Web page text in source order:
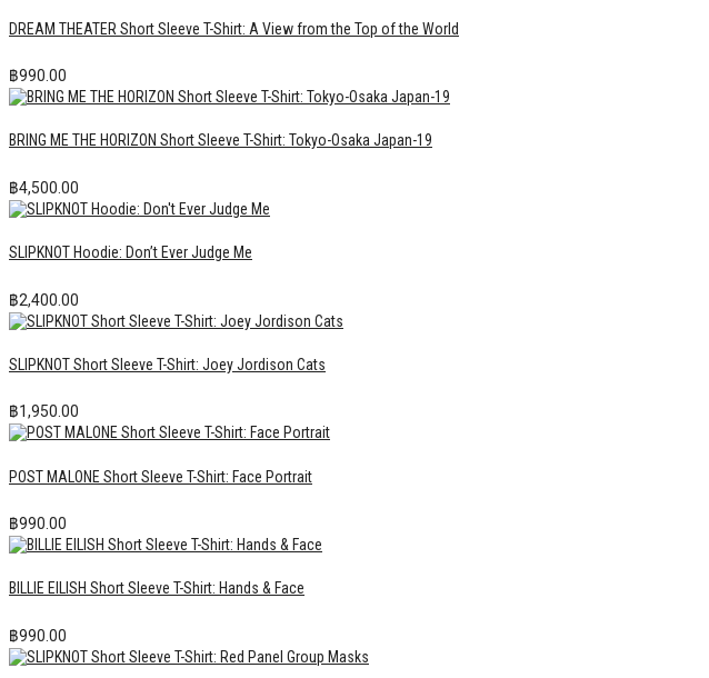
DREAM THEATER Short Sleeve T-Shirt: A View from the Top of the World
฿990.00
BRING ME THE HORIZON Short Sleeve T-Shirt: Tokyo-Osaka Japan-19
฿4,500.00
SLIPKNOT Hoodie: Don’t Ever Judge Me
฿2,400.00
SLIPKNOT Short Sleeve T-Shirt: Joey Jordison Cats
฿1,950.00
POST MALONE Short Sleeve T-Shirt: Face Portrait
฿990.00
BILLIE EILISH Short Sleeve T-Shirt: Hands & Face
฿990.00